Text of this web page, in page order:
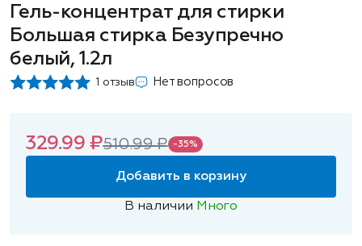
Гель-концентрат для стирки
Большая стирка Безупречно
белый, 1.2л
1 отзыв Нет вопросов
329.99 ₽510.99 ₽ -35%
Добавить в корзину
В наличии Много